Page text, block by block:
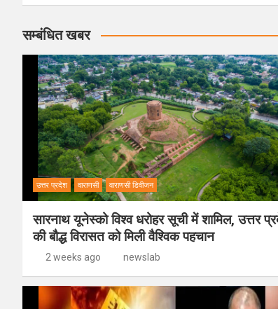
सम्बंधित खबर
उत्तर प्रदेश वाराणसी वाराणसी डिवीजन
सारनाथ यूनेस्को विश्व धरोहर सूची में शामिल, उत्तर
की बौद्ध विरासत को मिली वैश्विक पहचान
2 weeks ago newslab